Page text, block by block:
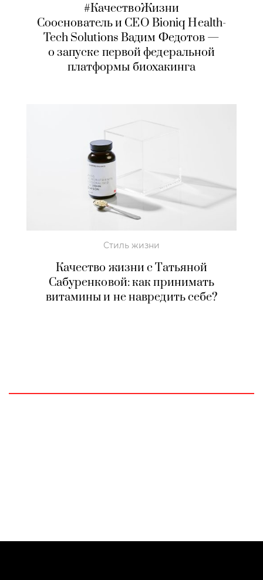
#КачествоЖизни
Сооснователь и СЕО Bioniq Health-
Tech Solutions Вадим Федотов —
о запуске первой федеральной
платформы биохакинга
Стиль жизни
Качество жизни c Татьяной
Сабуренковой: как принимать
витамины и не навредить себе?